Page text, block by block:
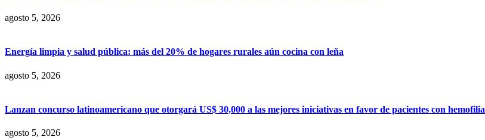
agosto 5, 2026
Energía limpia y salud pública: más del 20% de hogares rurales aún cocina con leña
agosto 5, 2026
Lanzan concurso latinoamericano que otorgará US$ 30,000 a las mejores iniciativas en favor de pacientes con hemofilia
agosto 5, 2026